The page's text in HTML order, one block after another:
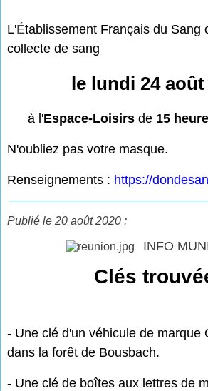
L'Établissement Français du Sang
collecte de sang
le lundi 24 août
à l'Espace-Loisirsde 15
N'oubliez pas votre masque.
Renseignements : https://
Publié le 20 août 2020 :
INFO
Clés
- Une clé d'un véhicule de marque
dans la forêt de Bousbach.
- Une clé de boîtes aux lettres de